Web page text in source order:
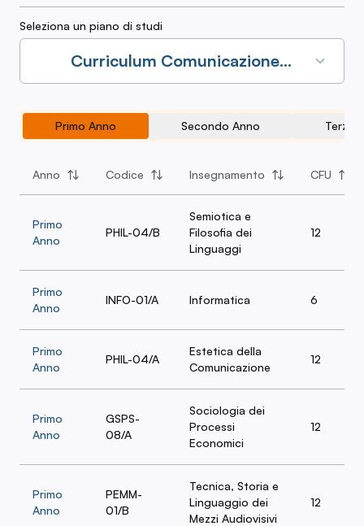
Seleziona un piano di studi
Curriculum Comunicazione
Istituzionale e d'Impresa
Primo Anno Secondo Anno Terzo
Anno Codice Insegnamento CFU
Primo
Anno
PHIL-04/B
Semiotica e
Filosofia dei
Linguaggi
12
Primo
Anno
INFO-01/A Informatica 6
Primo
Anno
PHIL-04/A
Estetica della
Comunicazione
12
Primo
Anno
GSPS-
08/A
Sociologia dei
Processi
Economici
12
Primo
Anno
PEMM-
01/B
Tecnica, Storia e
Linguaggio dei
Mezzi Audiovisivi
12